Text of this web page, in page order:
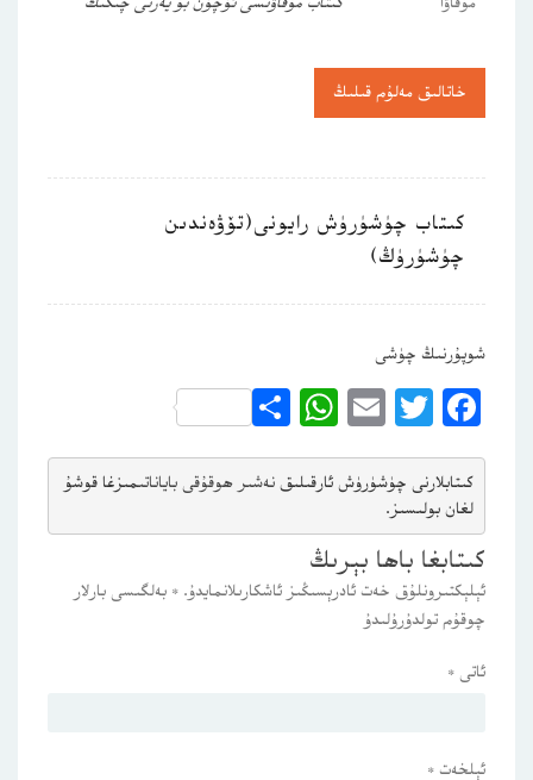
خاتالىق مەلۇم قىلىڭ
كىتاب چۈشۈرۈش رايونى(تۆۋەندىن
چۈشۈرۈڭ)
شوپۇرنىڭ چۈشى
Facebook
Twitter
Email
WhatsApp
Share
كىتابلارنى چۈشۈرۈش ئارقىلىق نەشىر ھوقۇقى باياناتىمىزغا قوشۇ
لغان بولىسىز.
كىتابغا باھا بېرىڭ
ئېلېكتىرونلۇق خەت ئادرېسىڭىز ئاشكارىلانمايدۇ. * بەلگىسى بارلار
چوقۇم تولدۇرۇلىدۇ
ئاتى *
ئېلخەت *